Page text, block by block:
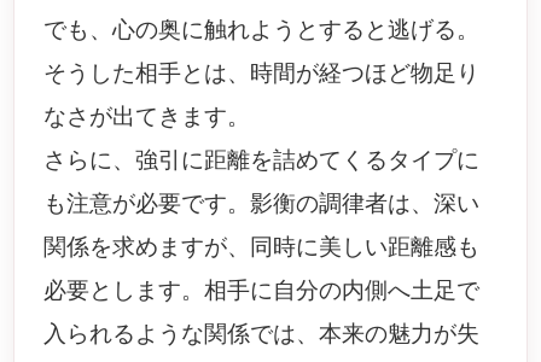
でも、心の奥に触れようとすると逃げる。
そうした相手とは、時間が経つほど物足り
なさが出てきます。
さらに、強引に距離を詰めてくるタイプに
も注意が必要です。影衡の調律者は、深い
関係を求めますが、同時に美しい距離感も
必要とします。相手に自分の内側へ土足で
入られるような関係では、本来の魅力が失